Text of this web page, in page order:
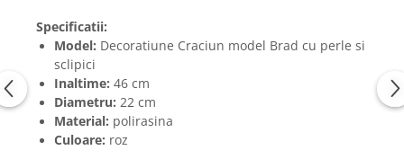
Specificatii:
Model: Decoratiune Craciun model Brad cu perle si
sclipici
Inaltime: 46 cm
Diametru: 22 cm
Material: polirasina
Culoare: roz